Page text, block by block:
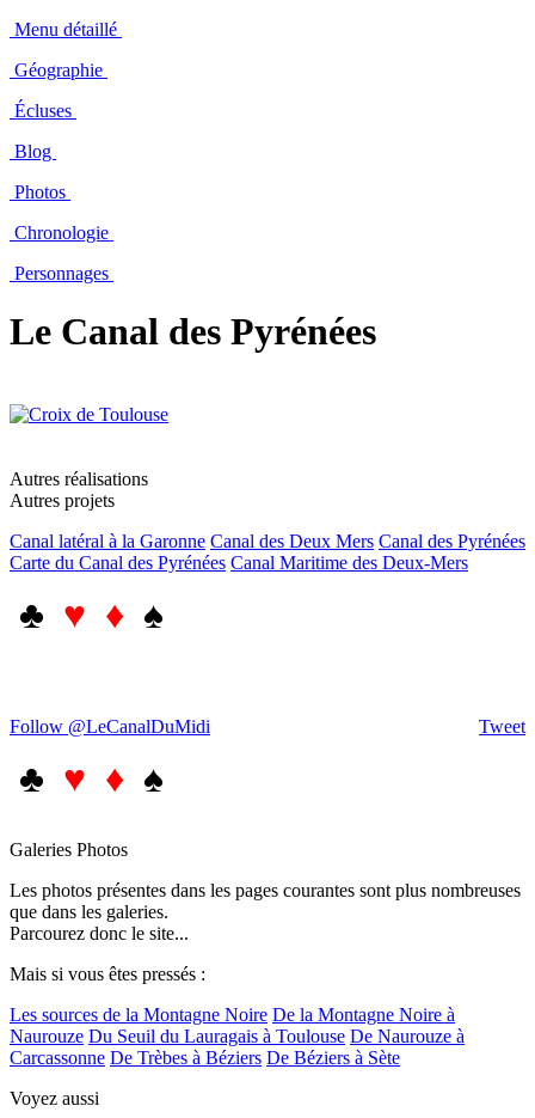
Menu détaillé
Géographie
Écluses
Blog
Photos
Chronologie
Personnages
Le Canal des Pyrénées
Autres réalisations
Autres projets
Canal latéral à la Garonne Canal des Deux Mers Canal des Pyrénées
Carte du Canal des Pyrénées Canal Maritime des Deux-Mers
♣ ♥ ♦ ♠
Tweet
Follow @LeCanalDuMidi
♣ ♥ ♦ ♠
Galeries Photos
Les photos présentes dans les pages courantes sont plus nombreuses
que dans les galeries.
Parcourez donc le site...
Mais si vous êtes pressés :
Les sources de la Montagne Noire De la Montagne Noire à
Naurouze Du Seuil du Lauragais à Toulouse De Naurouze à
Carcassonne De Trèbes à Béziers De Béziers à Sète
Voyez aussi